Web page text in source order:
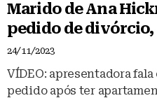
Marido de Ana
pedido de
24/11/2023
VÍDEO: apresentadora
pedido após ter